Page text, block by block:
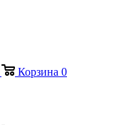
Корзина 0